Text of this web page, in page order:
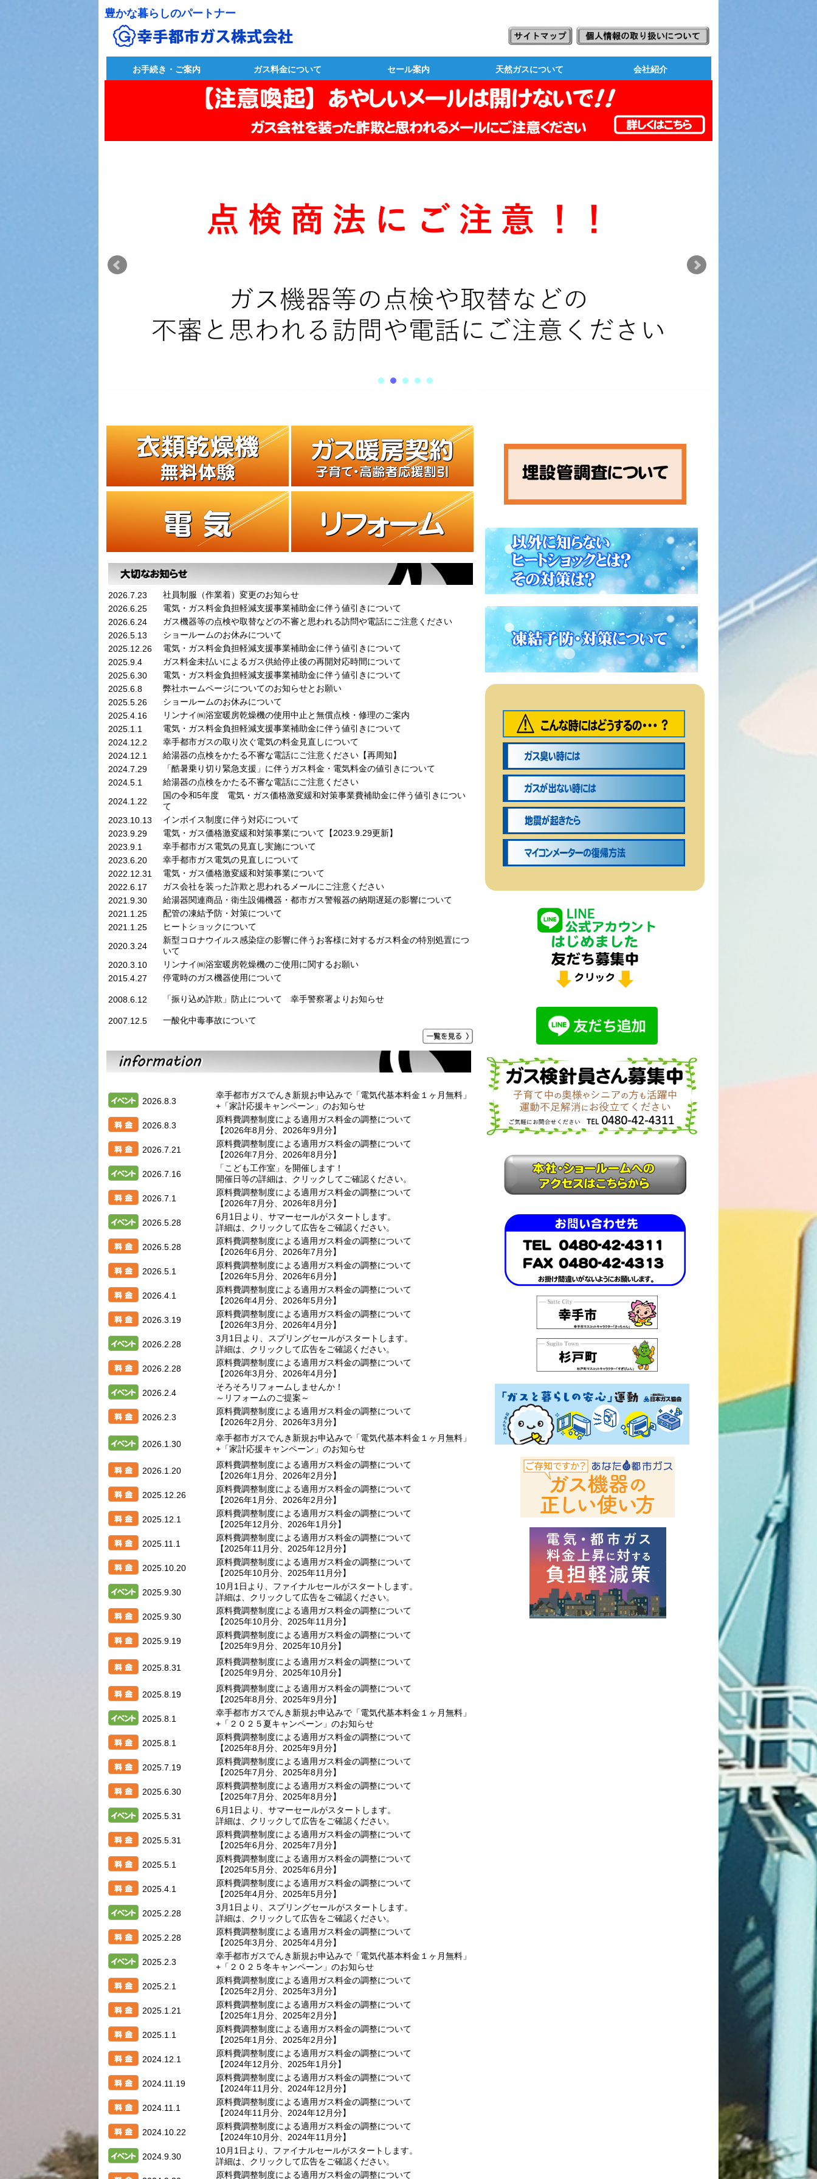
豊かな暮らしのパートナー
お手続き・ご案内 ガス料金について セール案内 天然ガスについて 会社紹介
2026.7.23
社員制服（作業着）変更のお知らせ
2026.6.25
電気・ガス料金負担軽減支援事業補助金に伴う値引きについて
2026.6.24
ガス機器等の点検や取替などの不審と思われる訪問や電話にご注意ください
2026.5.13
ショールームのお休みについて
2025.12.26
電気・ガス料金負担軽減支援事業補助金に伴う値引きについて
2025.9.4
ガス料金未払いによるガス供給停止後の再開対応時間について
2025.6.30
電気・ガス料金負担軽減支援事業補助金に伴う値引きについて
2025.6.8
弊社ホームページについてのお知らせとお願い
2025.5.26
ショールームのお休みについて
2025.4.16
リンナイ㈱浴室暖房乾燥機の使用中止と無償点検・修理のご案内
2025.1.1
電気・ガス料金負担軽減支援事業補助金に伴う値引きについて
2024.12.2
幸手都市ガスの取り次ぐ電気の料金見直しについて
2024.12.1
給湯器の点検をかたる不審な電話にご注意ください【再周知】
2024.7.29
「酷暑乗り切り緊急支援」に伴うガス料金・電気料金の値引きについて
2024.5.1
給湯器の点検をかたる不審な電話にご注意ください
2024.1.22
国の令和5年度 電気・ガス価格激変緩和対策事業費補助金に伴う値引きについ
て
2023.10.13
インボイス制度に伴う対応について
2023.9.29
電気・ガス価格激変緩和対策事業について【2023.9.29更新】
2023.9.1
幸手都市ガス電気の見直し実施について
2023.6.20
幸手都市ガス電気の見直しについて
2022.12.31
電気・ガス価格激変緩和対策事業について
2022.6.17
ガス会社を装った詐欺と思われるメールにご注意ください
2021.9.30
給湯器関連商品・衛生設備機器・都市ガス警報器の納期遅延の影響について
2021.1.25
配管の凍結予防・対策について
2021.1.25
ヒートショックについて
2020.3.24
新型コロナウイルス感染症の影響に伴うお客様に対するガス料金の特別処置につ
いて
2020.3.10
リンナイ㈱浴室暖房乾燥機のご使用に関するお願い
2015.4.27
停電時のガス機器使用について
2008.6.12 「振り込め詐欺」防止について 幸手警察署よりお知らせ
2007.12.5 一酸化中毒事故について
2026.8.3
幸手都市ガスでんき新規お申込みで「電気代基本料金１ヶ月無料」
+「家計応援キャンペーン」のお知らせ
2026.8.3
原料費調整制度による適用ガス料金の調整について
【2026年8月分、2026年9月分】
2026.7.21
原料費調整制度による適用ガス料金の調整について
【2026年7月分、2026年8月分】
2026.7.16
「こども工作室」を開催します！
開催日等の詳細は、クリックしてご確認ください。
2026.7.1
原料費調整制度による適用ガス料金の調整について
【2026年7月分、2026年8月分】
2026.5.28
6月1日より、サマーセールがスタートします。
詳細は、クリックして広告をご確認ください。
2026.5.28
原料費調整制度による適用ガス料金の調整について
【2026年6月分、2026年7月分】
2026.5.1
原料費調整制度による適用ガス料金の調整について
【2026年5月分、2026年6月分】
2026.4.1
原料費調整制度による適用ガス料金の調整について
【2026年4月分、2026年5月分】
2026.3.19
原料費調整制度による適用ガス料金の調整について
【2026年3月分、2026年4月分】
2026.2.28
3月1日より、スプリングセールがスタートします。
詳細は、クリックして広告をご確認ください。
2026.2.28
原料費調整制度による適用ガス料金の調整について
【2026年3月分、2026年4月分】
2026.2.4
そろそろリフォームしませんか！
～リフォームのご提案～
2026.2.3
原料費調整制度による適用ガス料金の調整について
【2026年2月分、2026年3月分】
2026.1.30
幸手都市ガスでんき新規お申込みで「電気代基本料金１ヶ月無料」
+「家計応援キャンペーン」のお知らせ
2026.1.20
原料費調整制度による適用ガス料金の調整について
【2026年1月分、2026年2月分】
2025.12.26
原料費調整制度による適用ガス料金の調整について
【2026年1月分、2026年2月分】
2025.12.1
原料費調整制度による適用ガス料金の調整について
【2025年12月分、2026年1月分】
2025.11.1
原料費調整制度による適用ガス料金の調整について
【2025年11月分、2025年12月分】
2025.10.20
原料費調整制度による適用ガス料金の調整について
【2025年10月分、2025年11月分】
2025.9.30
10月1日より、ファイナルセールがスタートします。
詳細は、クリックして広告をご確認ください。
2025.9.30
原料費調整制度による適用ガス料金の調整について
【2025年10月分、2025年11月分】
2025.9.19
原料費調整制度による適用ガス料金の調整について
【2025年9月分、2025年10月分】
2025.8.31
原料費調整制度による適用ガス料金の調整について
【2025年9月分、2025年10月分】
2025.8.19
原料費調整制度による適用ガス料金の調整について
【2025年8月分、2025年9月分】
2025.8.1
幸手都市ガスでんき新規お申込みで「電気代基本料金１ヶ月無料」
+「２０２５夏キャンペーン」のお知らせ
2025.8.1
原料費調整制度による適用ガス料金の調整について
【2025年8月分、2025年9月分】
2025.7.19
原料費調整制度による適用ガス料金の調整について
【2025年7月分、2025年8月分】
2025.6.30
原料費調整制度による適用ガス料金の調整について
【2025年7月分、2025年8月分】
2025.5.31
6月1日より、サマーセールがスタートします。
詳細は、クリックして広告をご確認ください。
2025.5.31
原料費調整制度による適用ガス料金の調整について
【2025年6月分、2025年7月分】
2025.5.1
原料費調整制度による適用ガス料金の調整について
【2025年5月分、2025年6月分】
2025.4.1
原料費調整制度による適用ガス料金の調整について
【2025年4月分、2025年5月分】
2025.2.28
3月1日より、スプリングセールがスタートします。
詳細は、クリックして広告をご確認ください。
2025.2.28
原料費調整制度による適用ガス料金の調整について
【2025年3月分、2025年4月分】
2025.2.3
幸手都市ガスでんき新規お申込みで「電気代基本料金１ヶ月無料」
+「２０２５冬キャンペーン」のお知らせ
2025.2.1
原料費調整制度による適用ガス料金の調整について
【2025年2月分、2025年3月分】
2025.1.21
原料費調整制度による適用ガス料金の調整について
【2025年1月分、2025年2月分】
2025.1.1
原料費調整制度による適用ガス料金の調整について
【2025年1月分、2025年2月分】
2024.12.1
原料費調整制度による適用ガス料金の調整について
【2024年12月分、2025年1月分】
2024.11.19
原料費調整制度による適用ガス料金の調整について
【2024年11月分、2024年12月分】
2024.11.1
原料費調整制度による適用ガス料金の調整について
【2024年11月分、2024年12月分】
2024.10.22
原料費調整制度による適用ガス料金の調整について
【2024年10月分、2024年11月分】
2024.9.30
10月1日より、ファイナルセールがスタートします。
詳細は、クリックして広告をご確認ください。
原料費調整制度による適用ガス料金の調整について